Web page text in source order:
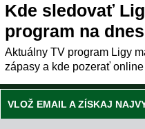
Kde sledovať
program na
Aktuálny TV program Ligy
zápasy a kde pozerať
VLOŽ EMAIL A ZÍSKAJ